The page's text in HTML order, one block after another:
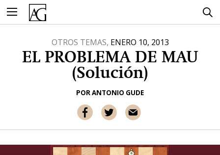
contenido
OTROS TEMAS, ENERO 10, 2013
EL PROBLEMA DE MAU
(Solución)
PORANTONIO GUDE